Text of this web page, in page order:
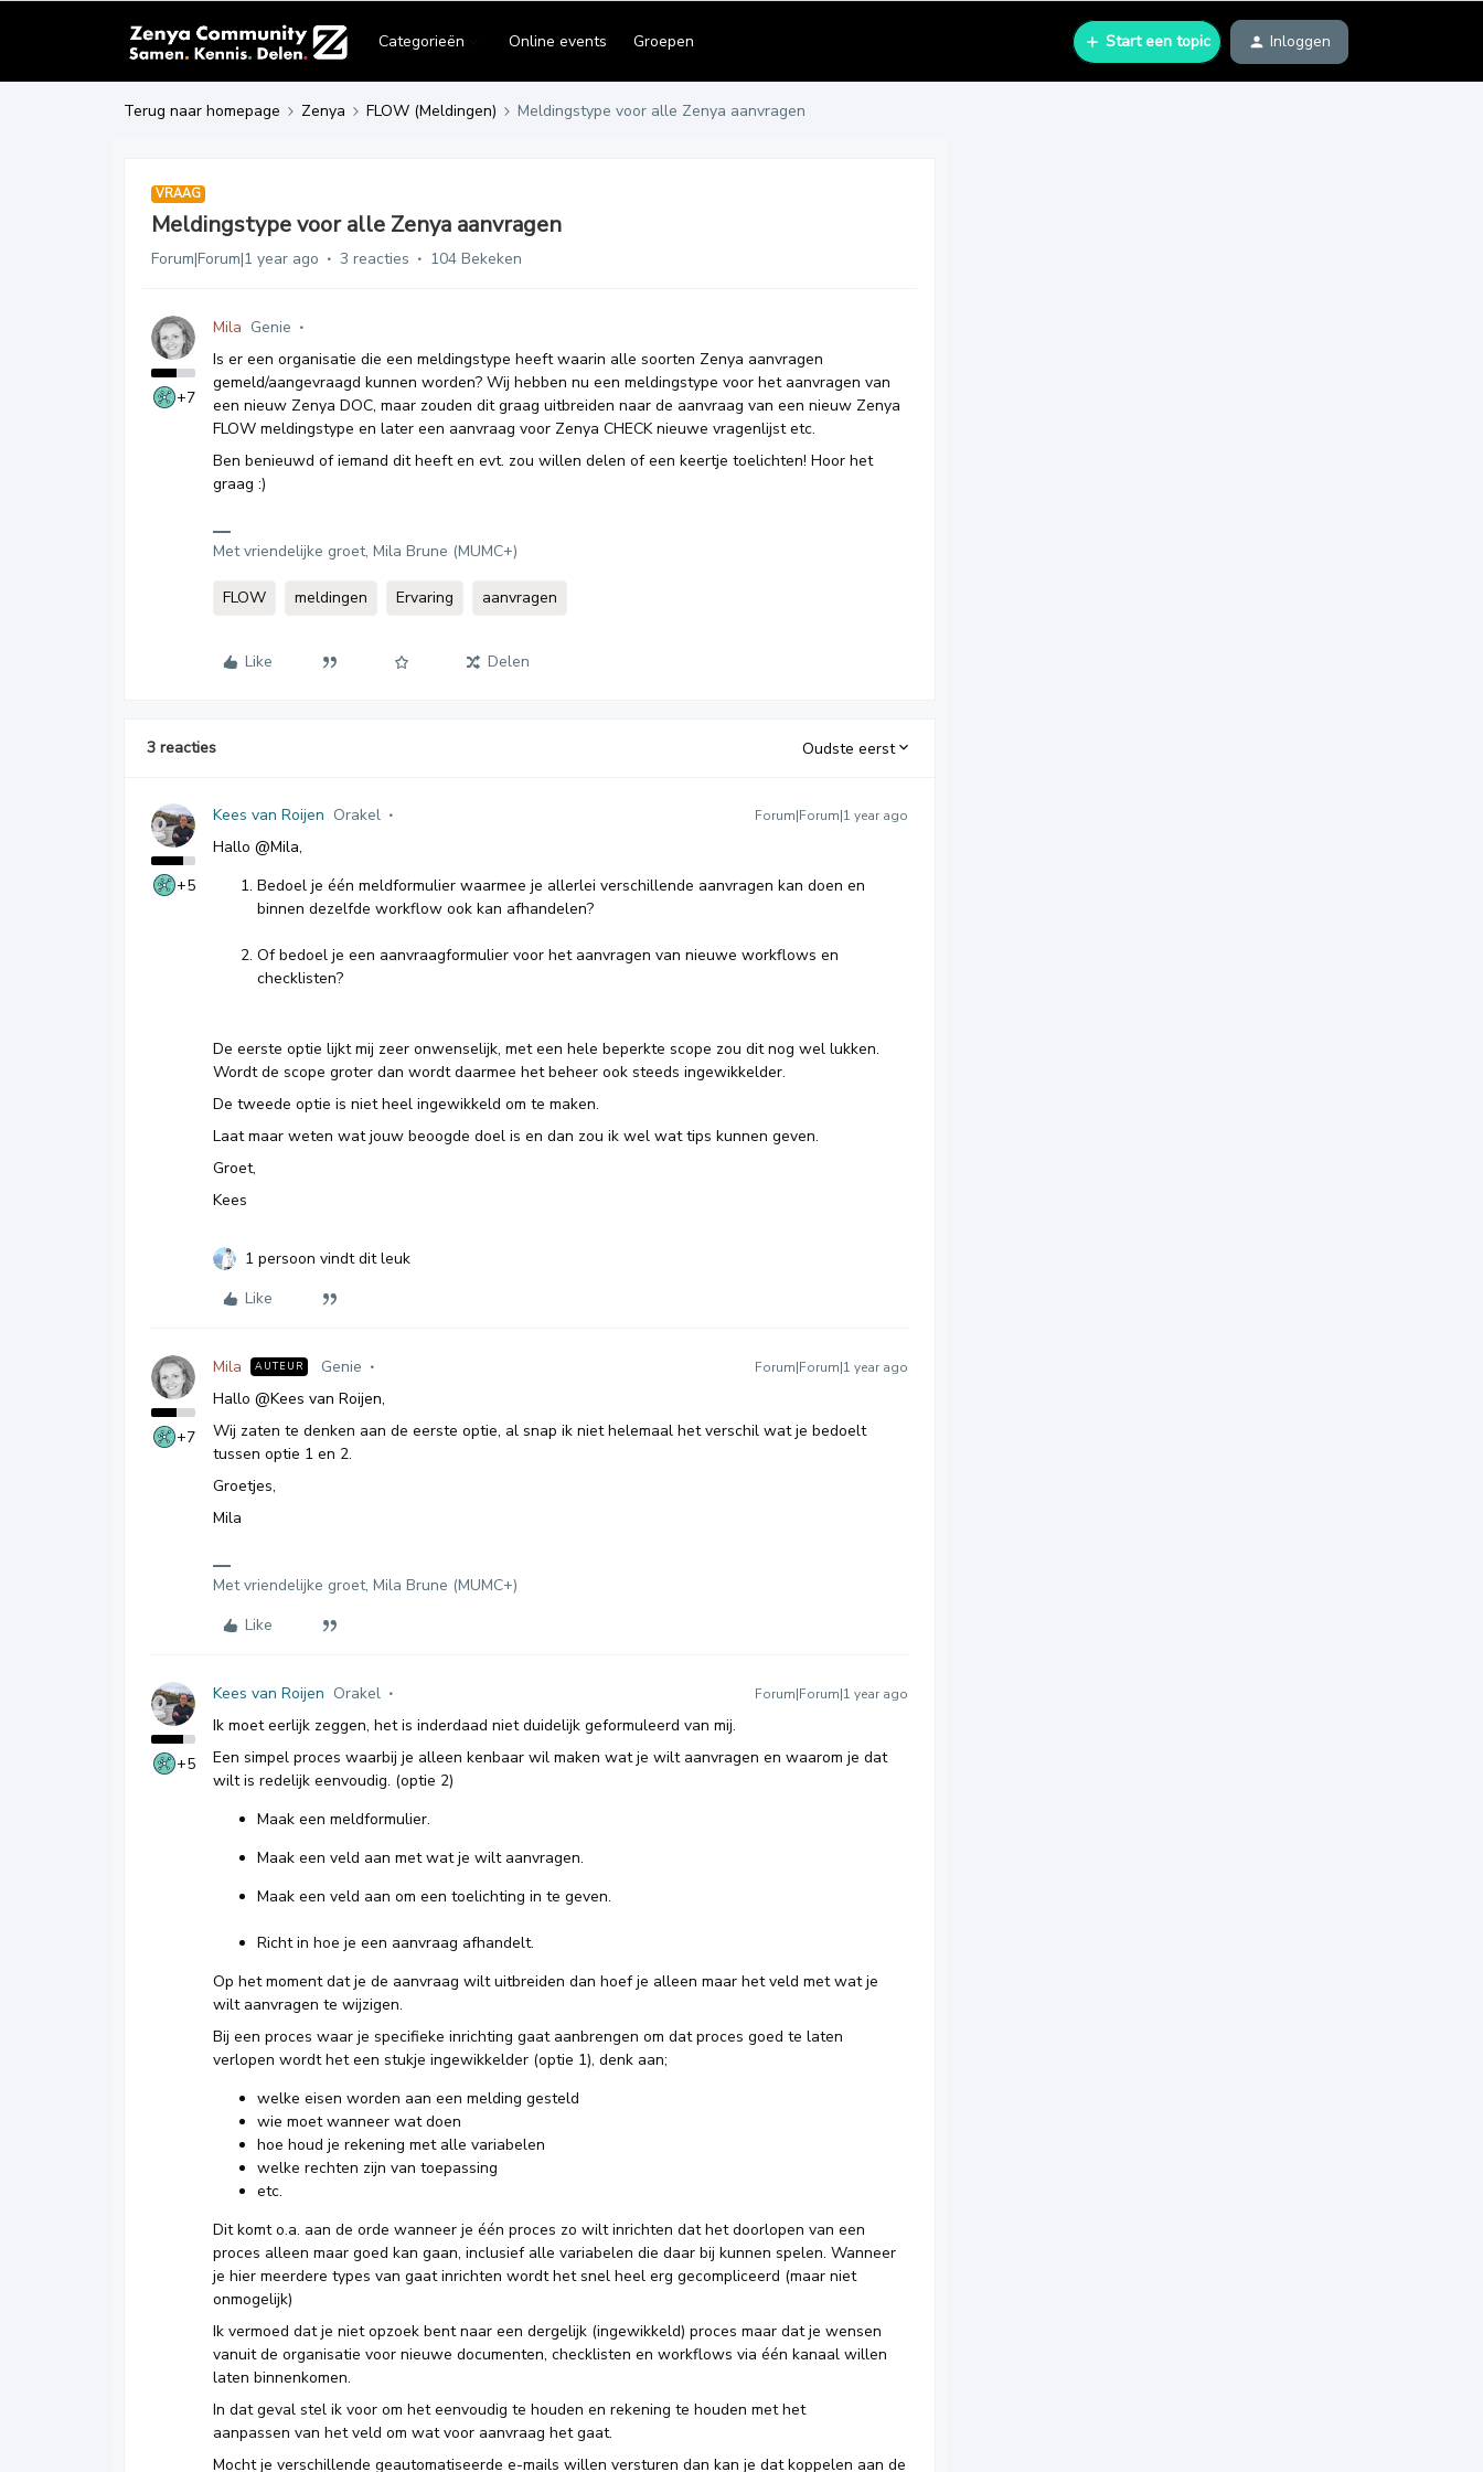
Categorieën Online events Groepen Start een topic Inloggen
Terug naar homepage Zenya FLOW (Meldingen) Meldingstype voor alle Zenya aanvragen
VRAAG
Meldingstype voor alle Zenya aanvragen
Forum|Forum|1 year ago 3 reacties 104 Bekeken
+7
Mila Genie
Is er een organisatie die een meldingstype heeft waarin alle soorten Zenya aanvragen
gemeld/aangevraagd kunnen worden? Wij hebben nu een meldingstype voor het aanvragen van
een nieuw Zenya DOC, maar zouden dit graag uitbreiden naar de aanvraag van een nieuw Zenya
FLOW meldingstype en later een aanvraag voor Zenya CHECK nieuwe vragenlijst etc.
Ben benieuwd of iemand dit heeft en evt. zou willen delen of een keertje toelichten! Hoor het
graag :)
Met vriendelijke groet, Mila Brune (MUMC+)
FLOW meldingen Ervaring aanvragen
Like Delen
3 reacties Oudste eerst
+5
Kees van Roijen Orakel Forum|Forum|1 year ago
Hallo @Mila,
Bedoel je één meldformulier waarmee je allerlei verschillende aanvragen kan doen en
binnen dezelfde workflow ook kan afhandelen?
Of bedoel je een aanvraagformulier voor het aanvragen van nieuwe workflows en
checklisten?
De eerste optie lijkt mij zeer onwenselijk, met een hele beperkte scope zou dit nog wel lukken.
Wordt de scope groter dan wordt daarmee het beheer ook steeds ingewikkelder.
De tweede optie is niet heel ingewikkeld om te maken.
Laat maar weten wat jouw beoogde doel is en dan zou ik wel wat tips kunnen geven.
Groet,
Kees
1 persoon vindt dit leuk
Like
+7
Mila AUTEUR Genie Forum|Forum|1 year ago
Hallo @Kees van Roijen,
Wij zaten te denken aan de eerste optie, al snap ik niet helemaal het verschil wat je bedoelt
tussen optie 1 en 2.
Groetjes,
Mila
Met vriendelijke groet, Mila Brune (MUMC+)
Like
+5
Kees van Roijen Orakel Forum|Forum|1 year ago
Ik moet eerlijk zeggen, het is inderdaad niet duidelijk geformuleerd van mij.
Een simpel proces waarbij je alleen kenbaar wil maken wat je wilt aanvragen en waarom je dat
wilt is redelijk eenvoudig. (optie 2)
Maak een meldformulier.
Maak een veld aan met wat je wilt aanvragen.
Maak een veld aan om een toelichting in te geven.
Richt in hoe je een aanvraag afhandelt.
Op het moment dat je de aanvraag wilt uitbreiden dan hoef je alleen maar het veld met wat je
wilt aanvragen te wijzigen.
Bij een proces waar je specifieke inrichting gaat aanbrengen om dat proces goed te laten
verlopen wordt het een stukje ingewikkelder (optie 1), denk aan;
welke eisen worden aan een melding gesteld
wie moet wanneer wat doen
hoe houd je rekening met alle variabelen
welke rechten zijn van toepassing
etc.
Dit komt o.a. aan de orde wanneer je één proces zo wilt inrichten dat het doorlopen van een
proces alleen maar goed kan gaan, inclusief alle variabelen die daar bij kunnen spelen. Wanneer
je hier meerdere types van gaat inrichten wordt het snel heel erg gecompliceerd (maar niet
onmogelijk)
Ik vermoed dat je niet opzoek bent naar een dergelijk (ingewikkeld) proces maar dat je wensen
vanuit de organisatie voor nieuwe documenten, checklisten en workflows via één kanaal willen
laten binnenkomen.
In dat geval stel ik voor om het eenvoudig te houden en rekening te houden met het
aanpassen van het veld om wat voor aanvraag het gaat.
Mocht je verschillende geautomatiseerde e-mails willen versturen dan kan je dat koppelen aan de